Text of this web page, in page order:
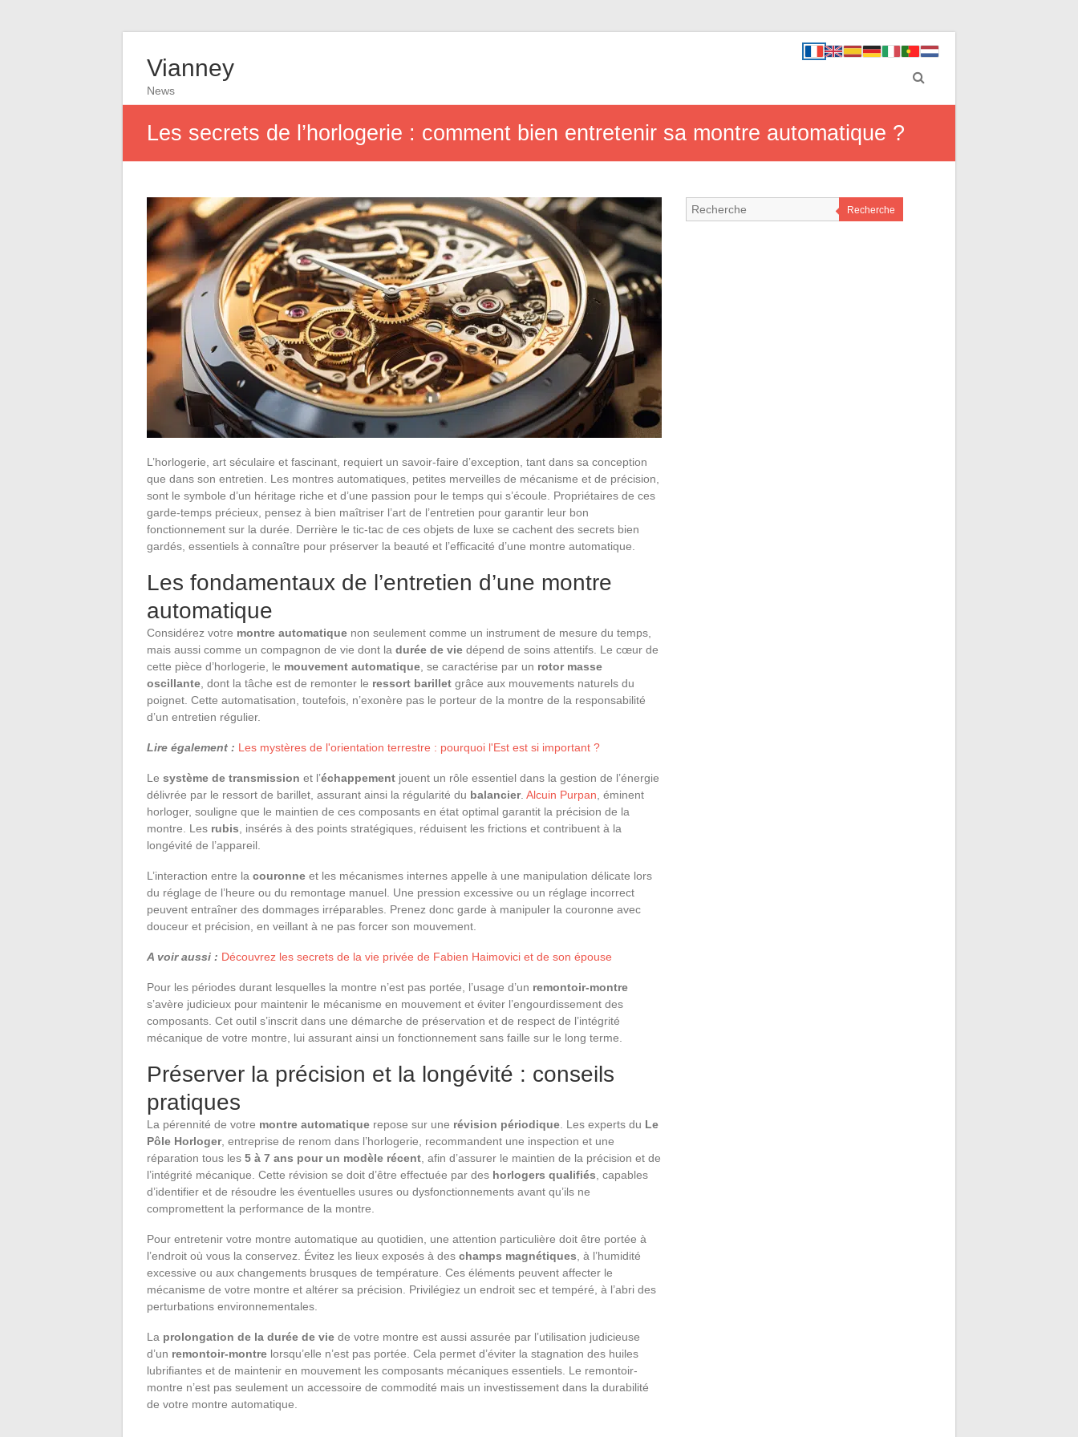
Vianney
News
Les secrets de l’horlogerie : comment bien entretenir sa montre automatique ?
L’horlogerie, art séculaire et fascinant, requiert un savoir-faire d’exception, tant dans sa conception
que dans son entretien. Les montres automatiques, petites merveilles de mécanisme et de précision,
sont le symbole d’un héritage riche et d’une passion pour le temps qui s’écoule. Propriétaires de ces
garde-temps précieux, pensez à bien maîtriser l’art de l’entretien pour garantir leur bon
fonctionnement sur la durée. Derrière le tic-tac de ces objets de luxe se cachent des secrets bien
gardés, essentiels à connaître pour préserver la beauté et l’efficacité d’une montre automatique.
Les fondamentaux de l’entretien d’une montre
automatique
Considérez votre montre automatique non seulement comme un instrument de mesure du temps,
mais aussi comme un compagnon de vie dont la durée de vie dépend de soins attentifs. Le cœur de
cette pièce d’horlogerie, le mouvement automatique , se caractérise par un rotor masse
oscillante , dont la tâche est de remonter le ressort barillet grâce aux mouvements naturels du
poignet. Cette automatisation, toutefois, n’exonère pas le porteur de la montre de la responsabilité
d’un entretien régulier.
Lire également : Les mystères de l'orientation terrestre : pourquoi l'Est est si important ?
Le système de transmission et l’échappement jouent un rôle essentiel dans la gestion de l’énergie
délivrée par le ressort de barillet, assurant ainsi la régularité du balancier. Alcuin Purpan , éminent
horloger, souligne que le maintien de ces composants en état optimal garantit la précision de la
montre. Les rubis , insérés à des points stratégiques, réduisent les frictions et contribuent à la
longévité de l’appareil.
L’interaction entre la couronne et les mécanismes internes appelle à une manipulation délicate lors
du réglage de l’heure ou du remontage manuel. Une pression excessive ou un réglage incorrect
peuvent entraîner des dommages irréparables. Prenez donc garde à manipuler la couronne avec
douceur et précision, en veillant à ne pas forcer son mouvement.
A voir aussi : Découvrez les secrets de la vie privée de Fabien Haimovici et de son épouse
Pour les périodes durant lesquelles la montre n’est pas portée, l’usage d’un remontoir-montre
s’avère judicieux pour maintenir le mécanisme en mouvement et éviter l’engourdissement des
composants. Cet outil s’inscrit dans une démarche de préservation et de respect de l’intégrité
mécanique de votre montre, lui assurant ainsi un fonctionnement sans faille sur le long terme.
Préserver la précision et la longévité : conseils
pratiques
La pérennité de votre montre automatique repose sur une révision périodique . Les experts du Le
Pôle Horloger, entreprise de renom dans l’horlogerie, recommandent une inspection et une
réparation tous les 5 à 7 ans pour un modèle récent , afin d’assurer le maintien de la précision et de
l’intégrité mécanique. Cette révision se doit d’être effectuée par des horlogers qualifiés , capables
d’identifier et de résoudre les éventuelles usures ou dysfonctionnements avant qu’ils ne
compromettent la performance de la montre.
Pour entretenir votre montre automatique au quotidien, une attention particulière doit être portée à
l’endroit où vous la conservez. Évitez les lieux exposés à des champs magnétiques , à l’humidité
excessive ou aux changements brusques de température. Ces éléments peuvent affecter le
mécanisme de votre montre et altérer sa précision. Privilégiez un endroit sec et tempéré, à l’abri des
perturbations environnementales.
La prolongation de la durée de vie de votre montre est aussi assurée par l’utilisation judicieuse
d’un remontoir-montre lorsqu’elle n’est pas portée. Cela permet d’éviter la stagnation des huiles
lubrifiantes et de maintenir en mouvement les composants mécaniques essentiels. Le remontoir-
montre n’est pas seulement un accessoire de commodité mais un investissement dans la durabilité
de votre montre automatique.
Recherche